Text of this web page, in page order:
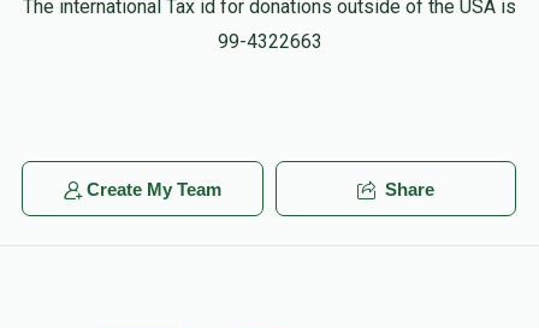
The international Tax id for donations outside of the USA is
99-4322663
Create My Team Share